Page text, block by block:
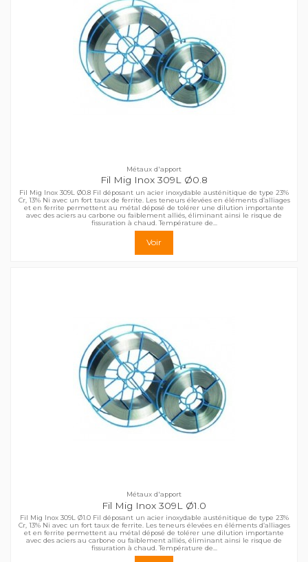
Métaux d'apport
Fil Mig Inox 309L Ø0.8
Fil Mig Inox 309L Ø0.8 Fil déposant un acier inoxydable austénitique de type 23%
Cr, 13% Ni avec un fort taux de ferrite. Les teneurs élevées en éléments d’alliages
et en ferrite permettent au métal déposé de tolérer une dilution importante
avec des aciers au carbone ou faiblement alliés, éliminant ainsi le risque de
fissuration à chaud. Température de...
Voir
Métaux d'apport
Fil Mig Inox 309L Ø1.0
Fil Mig Inox 309L Ø1.0 Fil déposant un acier inoxydable austénitique de type 23%
Cr, 13% Ni avec un fort taux de ferrite. Les teneurs élevées en éléments d’alliages
et en ferrite permettent au métal déposé de tolérer une dilution importante
avec des aciers au carbone ou faiblement alliés, éliminant ainsi le risque de
fissuration à chaud. Température de...